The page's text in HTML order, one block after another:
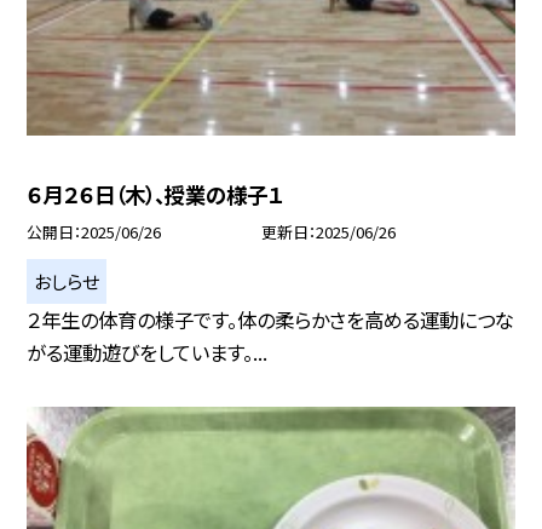
６月２６日（木）、授業の様子１
公開日 2025/06/26 更新日 2025/06/26
おしらせ
２年生の体育の様子です。体の柔らかさを高める運動につな
がる運動遊びをしています。...